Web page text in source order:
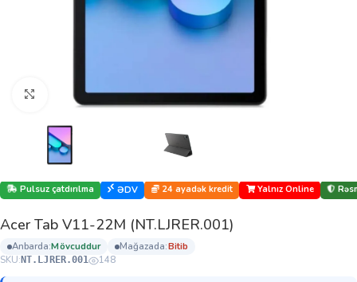
Böyütmək üçün klikləyin
Pulsuz çatdırılma ƏDV 24 ayadək kredit Yalnız Online
Acer Tab V11-22M (NT.LJRER.001)
anbarda: mövcuddur mağazada:
bi̇ti̇b
SKU: NT.LJRER.001 148